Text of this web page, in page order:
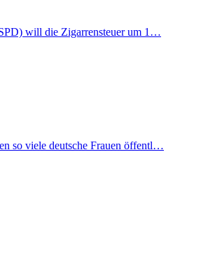
will die Zigarrensteuer um 1…
so viele deutsche Frauen öffentl…